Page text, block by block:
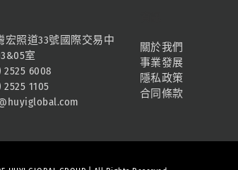
宏照道33號國際交易中
室
2525 6008
1105
關於我們
事業發展
隱私政策
合同條款